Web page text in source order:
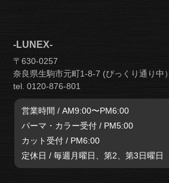
-LUNEX-
〒630-0257
奈良県生駒市元町1-8-7 (ぴっくり通り中）
tel. 0120-876-801
営業時間 / AM9:00〜PM6:00
パーマ・カラー受付 / PM5:00
カット受付 / PM6:00
定休日 / 毎週月曜日、第2、第3日曜日